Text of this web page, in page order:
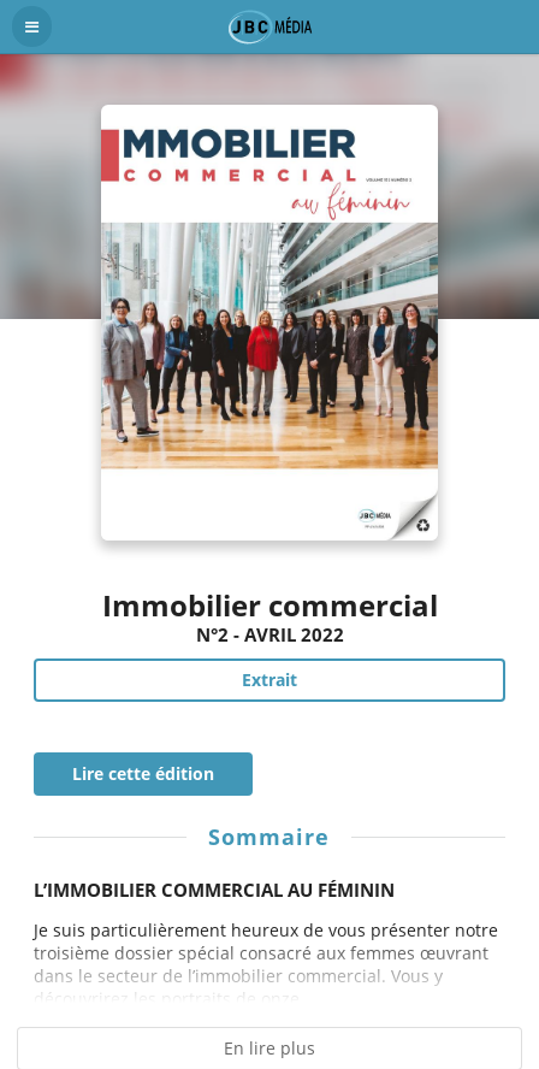
Immobilier commercial
N°2 - AVRIL 2022
Extrait
Lire cette édition
Sommaire
L’IMMOBILIER COMMERCIAL AU FÉMININ
Je suis particulièrement heureux de vous présenter notre
troisième dossier spécial consacré aux femmes œuvrant
dans le secteur de l’immobilier commercial. Vous y
découvrirez les portraits de onze...
En lire plus